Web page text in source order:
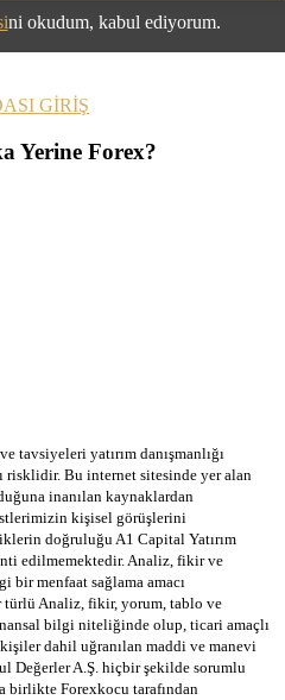
ni okudum, kabul ediyorum.
GİRİŞ
Yerine Forex?
tavsiyeleri yatırım danışmanlığı
risklidir. Bu internet sitesinde yer alan
inanılan kaynaklardan
kişisel görüşlerini
doğruluğu A1 Capital Yatırım
edilmemektedir. Analiz, fikir ve
bir menfaat sağlama amacı
türlü Analiz, fikir, yorum, tablo ve
bilgi niteliğinde olup, ticari amaçlı
dahil uğranılan maddi ve manevi
Değerler A.Ş. hiçbir şekilde sorumlu
birlikte Forexkocu tarafından